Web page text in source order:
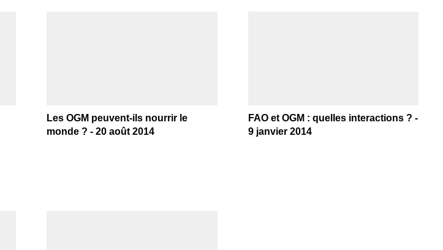
Les OGM peuvent-ils nourrir le
monde ? - 20 août 2014
FAO et OGM : quelles interactions ? -
9 janvier 2014